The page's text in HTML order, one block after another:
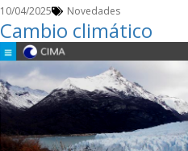
10/04/2025 Novedades
Cambio climático